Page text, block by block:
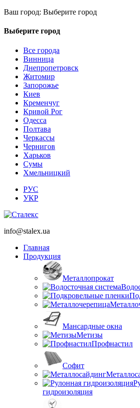
Ваш город: Выберите город
Выберите город
Все города
Винница
Днепропетровск
Житомир
Запорожье
Киев
Кременчуг
Кривой Рог
Одесса
Полтава
Черкассы
Чернигов
Харьков
Сумы
Хмельницкий
РУС
УКР
info@stalex.ua
Главная
Продукция
Металлопрокат
Мансардные окна
Метизы
Профнастил
Софит
гидроизоляция